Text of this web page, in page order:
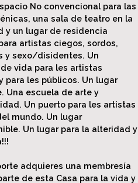
No convencional para las
una sala de teatro en la
y un lugar de residencia
artistas ciegos, sordos,
y sexo/disidentes. Un
vida para les artistas
para les públicos. Un lugar
Una escuela de arte y
Un puerto para les artistas
mundo. Un lugar
Un lugar para la alteridad y
adquieres una membresía
de esta Casa para la vida y